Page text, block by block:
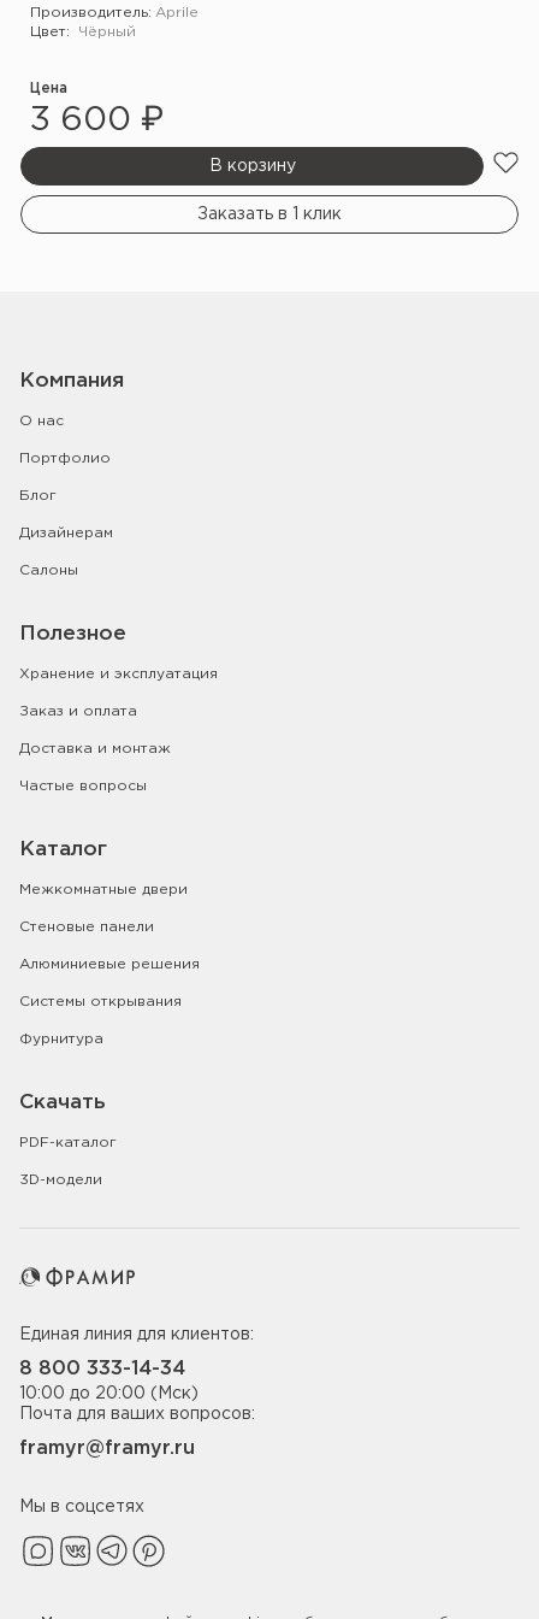
Производитель: Aprile
Цвет:
Чёрный
Цена
3 600 ₽
В корзину
Заказать в 1 клик
Компания
О нас
Портфолио
Блог
Дизайнерам
Салоны
Полезное
Хранение и эксплуатация
Заказ и оплата
Доставка и монтаж
Частые вопросы
Каталог
Межкомнатные двери
Стеновые панели
Алюминиевые решения
Системы открывания
Фурнитура
Скачать
PDF-каталог
3D-модели
Единая линия для клиентов:
8 800 333-14-34
10:00 до 20:00 (Мск)
Почта для ваших вопросов:
framyr@framyr.ru
Мы в соцсетях